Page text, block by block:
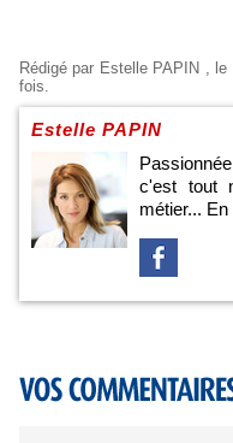
Rédigé par Estelle PAPIN , le
fois.
Estelle PAPIN
c'est tout
métier... En